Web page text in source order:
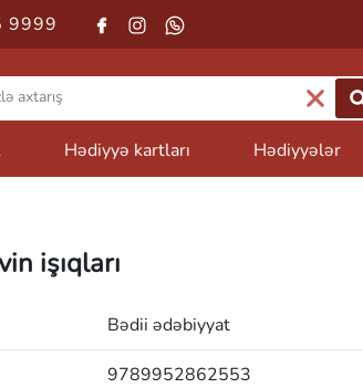
9999
Hədiyyə kartları Hədiyyələr
işıqları
Bədii ədəbiyyat
9789952862553